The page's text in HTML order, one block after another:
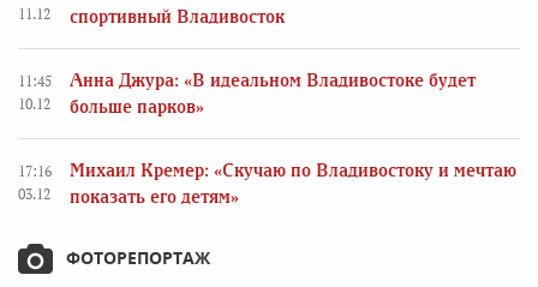
11.12
спортивный Владивосток
11:45
10.12
Анна Джура: «В идеальном Владивостоке будет
больше парков»
17:16
03.12
Михаил Кремер: «Скучаю по Владивостоку и мечтаю
показать его детям»
ФОТОРЕПОРТАЖ